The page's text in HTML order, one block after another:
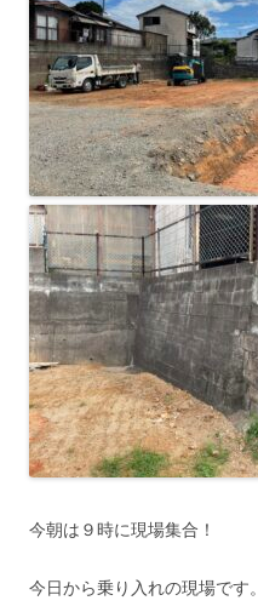
今朝は９時に現場集合！
今日から乗り入れの現場です。